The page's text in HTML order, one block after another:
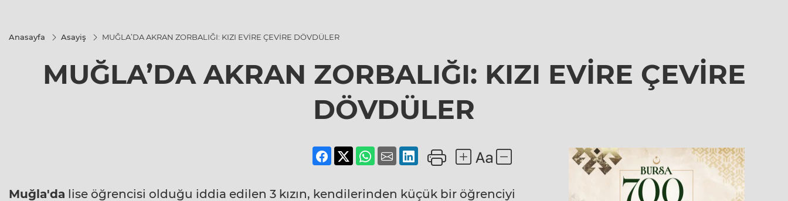
Anasayfa Asayiş MUĞLA’DA AKRAN ZORBALIĞI: KIZI EVİRE ÇEVİRE DÖVDÜLER
MUĞLA’DA AKRAN ZORBALIĞI: KIZI EVİRE ÇEVİRE
DÖVDÜLER
Muğla'da lise öğrencisi olduğu iddia edilen 3 kızın, kendilerinden küçük bir öğrenciyi